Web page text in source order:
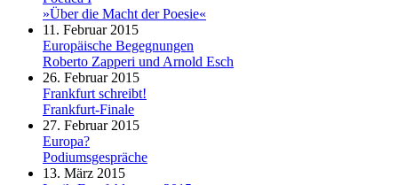
»Über die Macht der Poesie«
11. Februar 2015
Europäische Begegnungen
Roberto Zapperi und Arnold Esch
26. Februar 2015
Frankfurt schreibt!
Frankfurt-Finale
27. Februar 2015
Europa?
Podiumsgespräche
13. März 2015